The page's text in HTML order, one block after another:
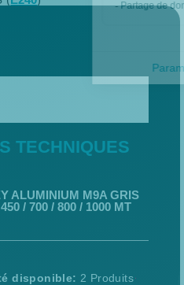
TECHNIQUES
ALUMINIUM M9A GRIS
/ 700 / 800 / 1000 MT
disponible
2 Produits